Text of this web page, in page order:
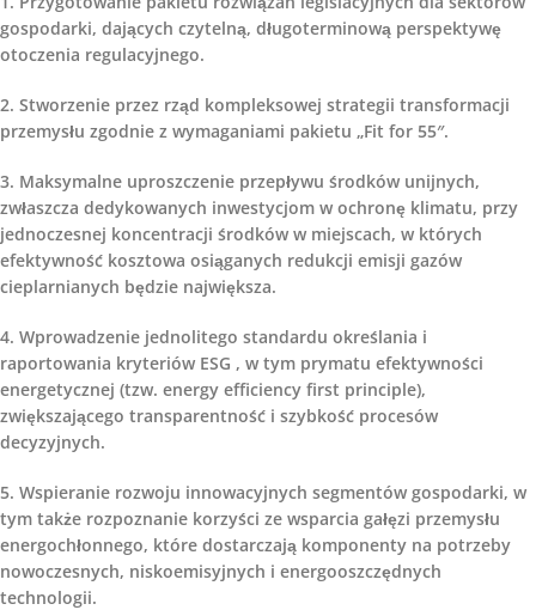
gospodarki, dających czytelną, długoterminową perspektywę
otoczenia regulacyjnego.
2. Stworzenie przez rząd kompleksowej strategii transformacji
przemysłu zgodnie z wymaganiami pakietu „Fit for 55″.
3. Maksymalne uproszczenie przepływu środków unijnych,
zwłaszcza dedykowanych inwestycjom w ochronę klimatu, przy
jednoczesnej koncentracji środków w miejscach, w których
efektywność kosztowa osiąganych redukcji emisji gazów
cieplarnianych będzie największa.
4. Wprowadzenie jednolitego standardu określania i
raportowania kryteriów ESG , w tym prymatu efektywności
energetycznej (tzw. energy efficiency first principle),
zwiększającego transparentność i szybkość procesów
decyzyjnych.
5. Wspieranie rozwoju innowacyjnych segmentów gospodarki, w
tym także rozpoznanie korzyści ze wsparcia gałęzi przemysłu
energochłonnego, które dostarczają komponenty na potrzeby
nowoczesnych, niskoemisyjnych i energooszczędnych
technologii.